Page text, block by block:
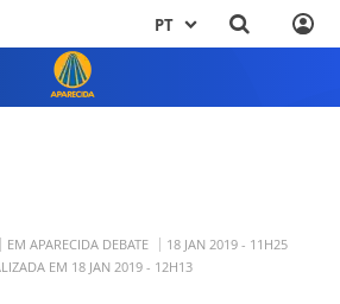
PT
EM APARECIDA DEBATE
18 JAN 2019 - 11H25
EM 18 JAN 2019 - 12H13